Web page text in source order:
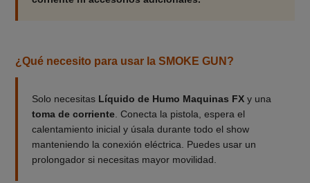
¿Qué necesito para usar la SMOKE GUN?
Solo necesitas Líquido de Humo Maquinas FXy una
toma de corriente. Conecta la pistola, espera el
calentamiento inicial y úsala durante todo el show
manteniendo la conexión eléctrica. Puedes usar un
prolongador si necesitas mayor movilidad.